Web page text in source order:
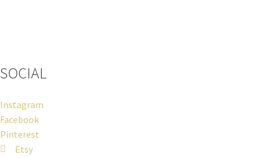
SOCIAL
Instagram
Facebook
Pinterest
Etsy